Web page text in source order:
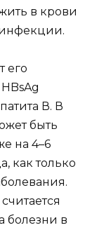
в крови
его
В. В
быть
на 4–6
как только
болезни в